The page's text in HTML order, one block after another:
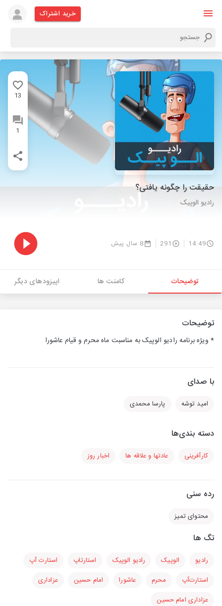
خرید اشتراک
13
1
حقیقت را چگونه یافتی؟
رادیو الوپیک
14:49
291 8 سال پیش
توضیحات کامنت ها اپیزودهای دیگر
توضیحات
* ویژه برنامه رادیو الوپیک به مناسبت ماه محرم و قیام عاشورا
با صدای
امید توشه پارسا محمدی
دسته بندی‌ها
کارآفرینی عادتها و علاقه ها اخبار روز
رده سنی
محتوای تمیز
تگ ها
رادیو الوپیک رادیو الوپیک استارتاپ
استارت آپ
استارت‌آپ
محرم عاشورا امام حسین
عزاداری
عزاداری امام حسین